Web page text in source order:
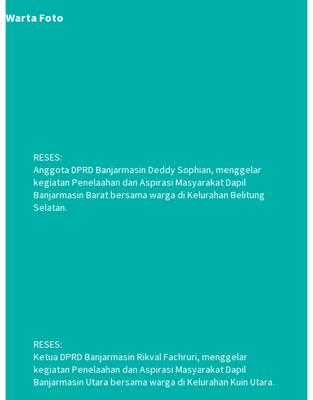
Warta Foto
RESES:
Anggota DPRD Banjarmasin Deddy Sophian, menggelar
kegiatan Penelaahan dan Aspirasi Masyarakat Dapil
Banjarmasin Barat bersama warga di Kelurahan Belitung
Selatan.
RESES:
Ketua DPRD Banjarmasin Rikval Fachruri, menggelar
kegiatan Penelaahan dan Aspirasi Masyarakat Dapil
Banjarmasin Utara bersama warga di Kelurahan Kuin Utara.